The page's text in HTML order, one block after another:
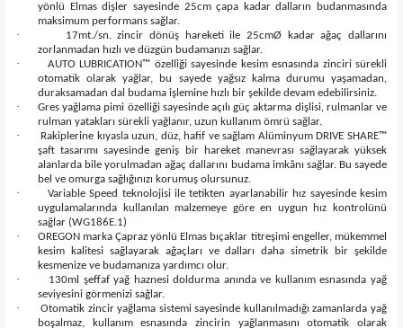
yönlü Elmas dişler sayesinde 25cm çapa kadar dalların budanmasında
maksimum performans sağlar.
·
17mt./sn. zincir dönüş hareketi ile 25cmØ kadar ağaç dallarını
zorlanmadan hızlı ve düzgün budamanızı sağlar.
·
AUTO LUBRICATION™ özelliği sayesinde kesim esnasında zinciri sürekli
otomatik olarak yağlar, bu sayede yağsız kalma durumu yaşamadan,
duraksamadan dal budama işlemine hızlı bir şekilde devam edebilirsiniz.
·
Gres yağlama pimi özelliği sayesinde açılı güç aktarma dişlisi, rulmanlar ve
rulman yatakları sürekli yağlanır, uzun kullanım ömrü sağlar.
·
Rakiplerine kıyasla uzun, düz, hafif ve sağlam Alüminyum DRIVE SHARE™
şaft tasarımı sayesinde geniş bir hareket manevrası sağlayarak yüksek
alanlarda bile yorulmadan ağaç dallarını budama imkânı sağlar. Bu sayede
bel ve omurga sağlığınızı korumuş olursunuz.
·
Variable Speed teknolojisi ile tetikten ayarlanabilir hız sayesinde kesim
uygulamalarında kullanılan malzemeye göre en uygun hız kontrolünü
sağlar (WG186E.1)
·
OREGON marka Çapraz yönlü Elmas bıçaklar titreşimi engeller, mükemmel
kesim kalitesi sağlayarak ağaçları ve dalları daha simetrik bir şekilde
kesmenize ve budamanıza yardımcı olur.
·
130ml şeffaf yağ haznesi doldurma anında ve kullanım esnasında yağ
seviyesini görmenizi sağlar.
·
Otomatik zincir yağlama sistemi sayesinde kullanılmadığı zamanlarda yağ
boşalmaz, kullanım esnasında zincirin yağlanmasını otomatik olarak